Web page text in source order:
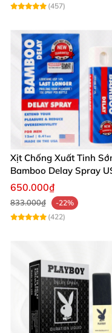
(457)
Xịt Chống Xuất Tinh
Bamboo Delay Spray
12ml
650.000₫
833.000₫
-22%
(422)